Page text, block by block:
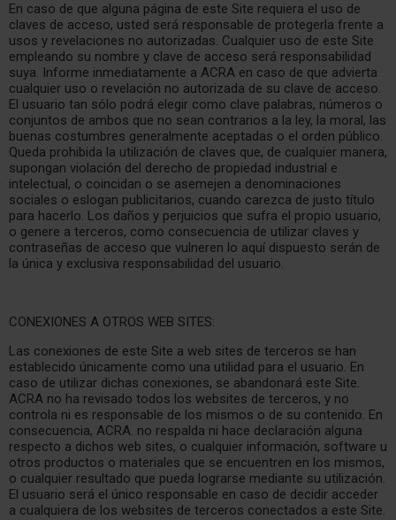
En caso de que alguna página de este Site requiera el uso de
claves de acceso, usted será responsable de protegerla frente a
usos y revelaciones no autorizadas. Cualquier uso de este Site
empleando su nombre y clave de acceso será responsabilidad
suya. Informe inmediatamente a ACRA en caso de que advierta
cualquier uso o revelación no autorizada de su clave de acceso.
El usuario tan sólo podrá elegir como clave palabras, números o
conjuntos de ambos que no sean contrarios a la ley, la moral, las
buenas costumbres generalmente aceptadas o el orden público.
Queda prohibida la utilización de claves que, de cualquier manera,
supongan violación del derecho de propiedad industrial e
intelectual, o coincidan o se asemejen a denominaciones
sociales o eslogan publicitarios, cuando carezca de justo título
para hacerlo. Los daños y perjuicios que sufra el propio usuario,
o genere a terceros, como consecuencia de utilizar claves y
contraseñas de acceso que vulneren lo aquí dispuesto serán de
la única y exclusiva responsabilidad del usuario.
CONEXIONES A OTROS WEB SITES:
Las conexiones de este Site a web sites de terceros se han
establecido únicamente como una utilidad para el usuario. En
caso de utilizar dichas conexiones, se abandonará este Site.
ACRA no ha revisado todos los websites de terceros, y no
controla ni es responsable de los mismos o de su contenido. En
consecuencia, ACRA. no respalda ni hace declaración alguna
respecto a dichos web sites, o cualquier información, software u
otros productos o materiales que se encuentren en los mismos,
o cualquier resultado que pueda lograrse mediante su utilización.
El usuario será el único responsable en caso de decidir acceder
a cualquiera de los websites de terceros conectados a este Site.